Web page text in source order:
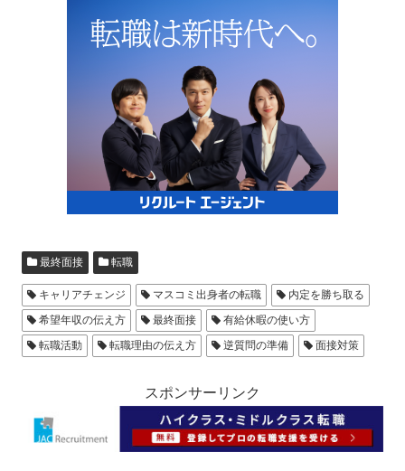
最終面接 転職
キャリアチェンジ マスコミ出身者の転職
内定を勝ち取る
希望年収の伝え方
最終面接
有給休暇の使い方
転職活動
転職理由の伝え方 逆質問の準備 面接対策
スポンサーリンク